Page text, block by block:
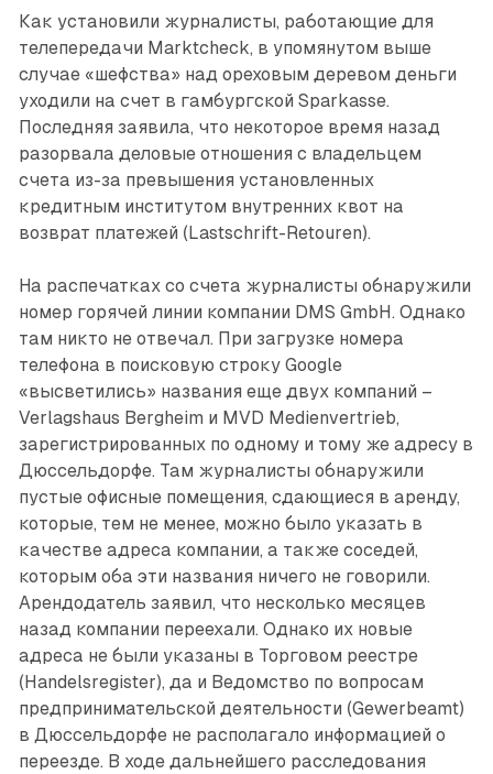
Как установили журналисты, работающие для
телепередачи Marktcheck, в упомянутом выше
случае «шефства» над ореховым деревом деньги
уходили на счет в гамбургской Sparkasse.
Последняя заявила, что некоторое время назад
разорвала деловые отношения с владельцем
счета из-за превышения установленных
кредитным институтом внутренних квот на
возврат платежей (Lastschrift-Retouren).
На распечатках со счета журналисты обнаружили
номер горячей линии компании DMS GmbH. Однако
там никто не отвечал. При загрузке номера
телефона в поисковую строку Google
«высветились» названия еще двух компаний –
Verlagshaus Bergheim и MVD Medienvertrieb,
зарегистрированных по одному и тому же адресу в
Дюссельдорфе. Там журналисты обнаружили
пустые офисные помещения, сдающиеся в аренду,
которые, тем не менее, можно было указать в
качестве адреса компании, а также соседей,
которым оба эти названия ничего не говорили.
Арендодатель заявил, что несколько месяцев
назад компании переехали. Однако их новые
адреса не были указаны в Торговом реестре
(Handelsregister), да и Ведомство по вопросам
предпринимательской деятельности (Gewerbeamt)
в Дюссельдорфе не располагало информацией о
переезде. В ходе дальнейшего расследования